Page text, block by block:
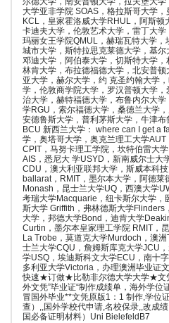
大学亚非学院 SOAS，格拉斯哥大学
KCL，皇家霍洛威大学RHUL，阿斯顿
卡迪夫大学，伦敦艺术大学，雷丁大
玛丽女王学院QMUL，赫瑞瓦特大学
城市大学，斯特拉思克莱德大学，基尔
邓迪大学，阿伯泰大学，切斯特大学，
林肯大学，布拉德福德大学，北安普
亚大学，赫尔大学，约 克圣约翰大学
学，伦敦商学院大学，罗汉普顿大学
治大学，赫特福德大学，布鲁内尔大
学RGU，索尔福德大学，桑德兰大学
安德鲁斯大学，普利茅斯大学，牛津
BCU 新西兰大学： where can I get a
学，奥塔哥大学，奥克兰理工大学
CPIT，马努卡理工学院，坎特伯雷大
AIS，悉尼大 学USYD，新南威尔士大
CDU，澳大利亚联邦大学，斯威本科
ballarat，RMIT，墨尔本大学，阿德
Monash，昆士兰大学UQ，西澳大学
考瑞大学Macquarie，纽卡斯尔大学
斯大学 Griffith，弗林德斯大学Flinders
大学，邦德大学Bond，迪肯大学
Curtin，墨尔本皇家理工学院 RMIT，
La Trobe，莫道克大学Murdoch，澳
士兰大学CQU，詹姆斯库克大学JCU
学USQ，埃迪斯科文大学ECU，南十
多利亚大学Victoria，办理澳洲毕业证
快速★订做★比勒非尔德大学大学★
外文凭”毕业证“制作成绩单，海外学
冒国外毕业**文凭原版1：1 制作,学位
查）,,国外学校代申请,名校保录,,改成
国必备证明材料）Uni BielefeldB7